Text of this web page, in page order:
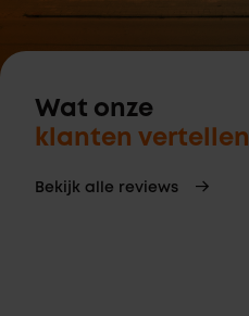
Wat onze
klanten vertellen
Bekijk alle reviews